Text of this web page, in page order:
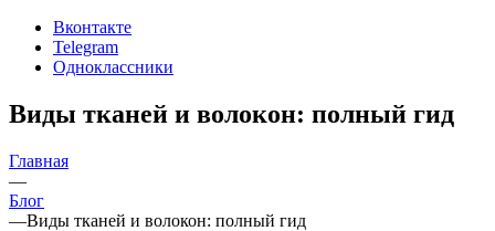
Вконтакте
Telegram
Одноклассники
Виды тканей и волокон: полный гид
Главная
—
Блог
—Виды тканей и волокон: полный гид